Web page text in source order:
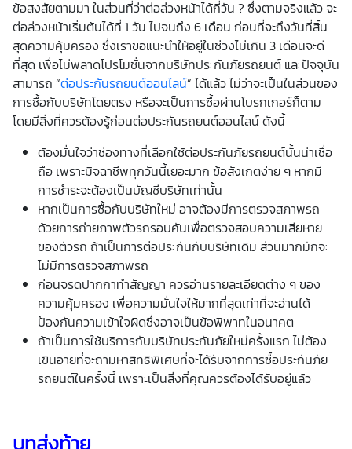
ข้อสงสัยตามมา ในส่วนที่ว่าต่อล่วงหน้าได้กี่วัน ? ซึ่งตามจริงแล้ว จะ
ต่อล่วงหน้าเริ่มต้นได้ที่ 1 วัน ไปจนถึง 6 เดือน ก่อนที่จะถึงวันที่สิ้น
สุดความคุ้มครอง ซึ่งเราขอแนะนำให้อยู่ในช่วงไม่เกิน 3 เดือนจะดี
ที่สุด เพื่อไม่พลาดโปรโมชั่นจากบริษัทประกันภัยรถยนต์ และปัจจุบัน
สามารถ “ต่อประกันรถยนต์ออนไลน์” ได้แล้ว ไม่ว่าจะเป็นในส่วนของ
การซื้อกับบริษัทโดยตรง หรือจะเป็นการซื้อผ่านโบรกเกอร์ก็ตาม
โดยมีสิ่งที่ควรต้องรู้ก่อนต่อประกันรถยนต์ออนไลน์ ดังนี้
ต้องมั่นใจว่าช่องทางที่เลือกใช้ต่อประกันภัยรถยนต์นั้นน่าเชื่อ
ถือ เพราะมิจฉาชีพทุกวันนี้เยอะมาก ข้อสังเกตง่าย ๆ หากมี
การชำระจะต้องเป็นบัญชีบริษัทเท่านั้น
หากเป็นการซื้อกับบริษัทใหม่ อาจต้องมีการตรวจสภาพรถ
ด้วยการถ่ายภาพตัวรถรอบคันเพื่อตรวจสอบความเสียหาย
ของตัวรถ ถ้าเป็นการต่อประกันกับบริษัทเดิม ส่วนมากมักจะ
ไม่มีการตรวจสภาพรถ
ก่อนจรดปากกาทำสัญญา ควรอ่านรายละเอียดต่าง ๆ ของ
ความคุ้มครอง เพื่อความมั่นใจให้มากที่สุดเท่าที่จะอ่านได้
ป้องกันความเข้าใจผิดซึ่งอาจเป็นข้อพิพาทในอนาคต
ถ้าเป็นการใช้บริการกับบริษัทประกันภัยใหม่ครั้งแรก ไม่ต้อง
เขินอายที่จะถามหาสิทธิพิเศษที่จะได้รับจากการซื้อประกันภัย
รถยนต์ในครั้งนี้ เพราะเป็นสิ่งที่คุณควรต้องได้รับอยู่แล้ว